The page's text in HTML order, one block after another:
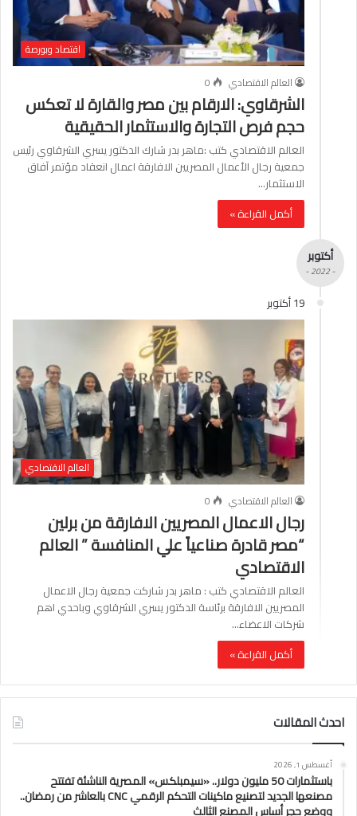
اقتصاد وبورصة
العالم الاقتصادي
0
الشرقاوي: الارقام بين مصر والقارة لا تعكس
حجم فرص التجارة والاستثمار الحقيقية
العالم الاقتصادي كتب :ماهر بدر شارك الدكتور يسري الشرقاوي رئيس
جمعية رجال الأعمال المصريين الافارقة اعمال انعقاد مؤتمر آفاق
الاستثمار…
أكمل القراءة »
أكتوبر
- 2022 -
19 أكتوبر
العالم الاقتصادي
العالم الاقتصادي
0
رجال الاعمال المصريين الافارقة من برلين
“مصر قادرة صناعياً علي المنافسة ” العالم
الاقتصادي
العالم الاقتصادي كتب : ماهر بدر شاركت جمعية رجال الاعمال
المصريين الافارقة برئاسة الدكتور يسري الشرقاوي وباحدي اهم
شركات الاعضاء…
أكمل القراءة »
احدث المقالات
أغسطس 1, 2026
باستثمارات 50 مليون دولار.. «سيمبلكس» المصرية الناشئة تفتتح
مصنعها الجديد لتصنيع ماكينات التحكم الرقمي CNC بالعاشر من رمضان..
ووضع حجر أساس المصنع الثالث